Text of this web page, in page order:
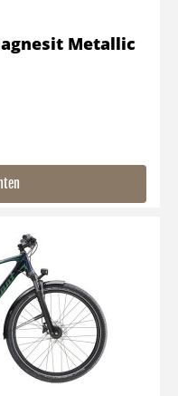
Metallic